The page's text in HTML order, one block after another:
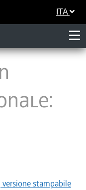
ITA
versione stampabile